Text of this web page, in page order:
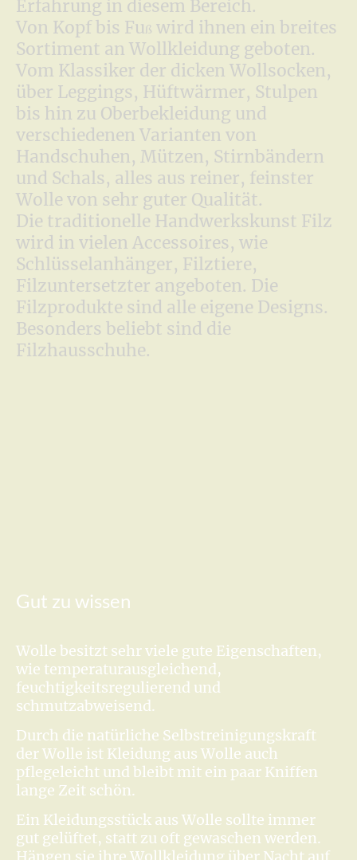
Erfahrung in diesem Bereich.
Von Kopf bis Fuß wird ihnen ein breites
Sortiment an Wollkleidung geboten.
Vom Klassiker der dicken Wollsocken,
über Leggings, Hüftwärmer, Stulpen
bis hin zu Oberbekleidung und
verschiedenen Varianten von
Handschuhen, Mützen, Stirnbändern
und Schals, alles aus reiner, feinster
Wolle von sehr guter Qualität.
Die traditionelle Handwerkskunst Filz
wird in vielen Accessoires, wie
Schlüsselanhänger, Filztiere,
Filzuntersetzter angeboten. Die
Filzprodukte sind alle eigene Designs.
Besonders beliebt sind die
Filzhausschuhe.
Gut zu wissen
Wolle besitzt sehr viele gute Eigenschaften,
wie temperaturausgleichend,
feuchtigkeitsregulierend und
schmutzabweisend.
Durch die natürliche Selbstreinigungskraft
der Wolle ist Kleidung aus Wolle auch
pflegeleicht und bleibt mit ein paar Kniffen
lange Zeit schön.
Ein Kleidungsstück aus Wolle sollte immer
gut gelüftet, statt zu oft gewaschen werden.